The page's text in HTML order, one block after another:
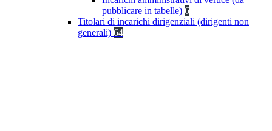
pubblicare in tabelle) 6
Titolari di incarichi dirigenziali (dirigenti non
generali) 64